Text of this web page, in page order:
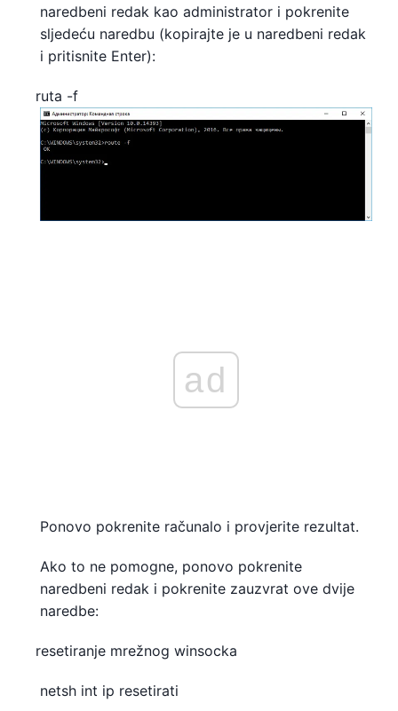
naredbeni redak kao administrator i pokrenite
sljedeću naredbu (kopirajte je u naredbeni redak
i pritisnite Enter):
ruta -f
ad
Ponovo pokrenite računalo i provjerite rezultat.
Ako to ne pomogne, ponovo pokrenite
naredbeni redak i pokrenite zauzvrat ove dvije
naredbe:
resetiranje mrežnog winsocka
netsh int ip resetirati